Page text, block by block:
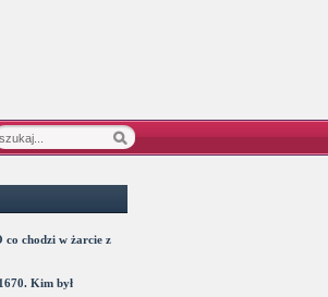
co chodzi w żarcie z
Kim był